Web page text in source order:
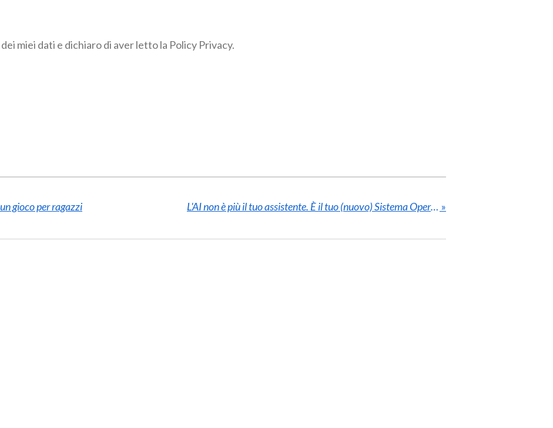
miei dati e dichiaro di aver letto la Policy Privacy.
gioco per ragazzi L'AI non è più il tuo assistente. È il tuo (nuovo) Sistema Operativo. »